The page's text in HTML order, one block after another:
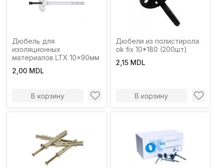
Дюбель для
изоляционных
материалов LTX 10x90мм
2,00 MDL
В корзину
Дюбели из полистирола
ok fix 10*180 (200шт)
2,15 MDL
В корзину